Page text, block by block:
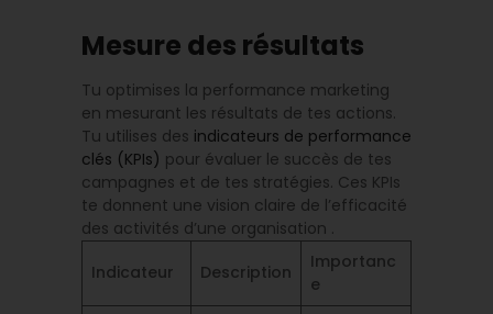
Mesure des résultats
Tu optimises la performance marketing
en mesurant les résultats de tes actions.
Tu utilises des indicateurs de performance
clés (KPIs) pour évaluer le succès de tes
campagnes et de tes stratégies. Ces KPIs
te donnent une vision claire de l’efficacité
des activités d’une organisation .
Indicateur
Description
Importanc
e